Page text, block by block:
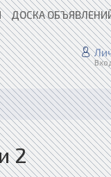
ДОСКА
2